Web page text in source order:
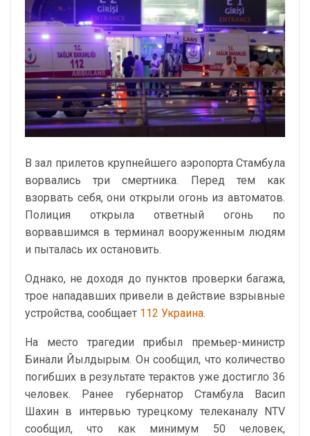
В зал прилетов крупнейшего аэропорта Стамбула
ворвались три смертника. Перед тем как
взорвать себя, они открыли огонь из автоматов.
Полиция открыла ответный огонь по
ворвавшимся в терминал вооруженным людям
и пыталась их остановить.
Однако, не доходя до пунктов проверки багажа,
трое нападавших привели в действие взрывные
устройства, сообщает 112 Украина.
На место трагедии прибыл премьер-министр
Бинали Йылдырым. Он сообщил, что количество
погибших в результате терактов уже достигло 36
человек. Ранее губернатор Стамбула Васип
Шахин в интервью турецкому телеканалу NTV
сообщил, что как минимум 50 человек,